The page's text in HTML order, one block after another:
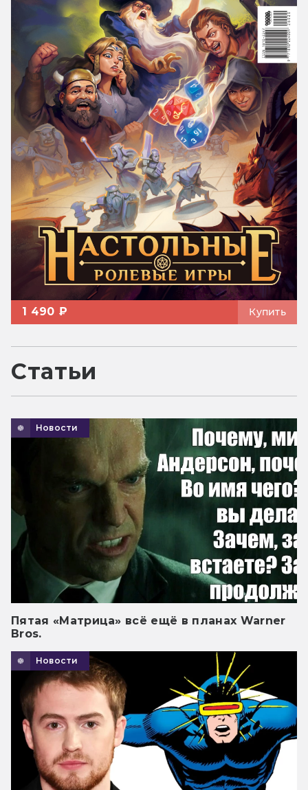
1 490 ₽ Купить
Статьи
Новости
Пятая «Матрица» всё ещё в планах Warner
Bros.
Новости